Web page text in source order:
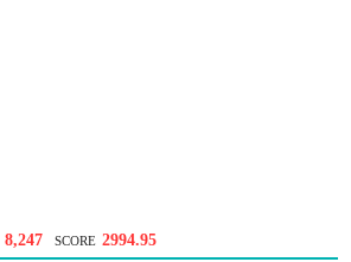
8,247 SCORE 2994.95